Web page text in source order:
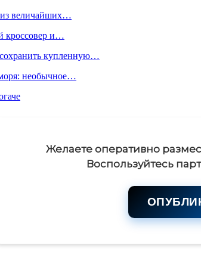
из величайших…
кроссовер и…
купленную…
моря: необычное…
Желаете оперативно
Воспользуйтесь